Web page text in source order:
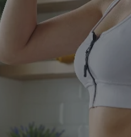
Targetowanie Funkcjonalność
z podstawowych funkcji strony
nie można prawidłowo korzystać
przechowywania